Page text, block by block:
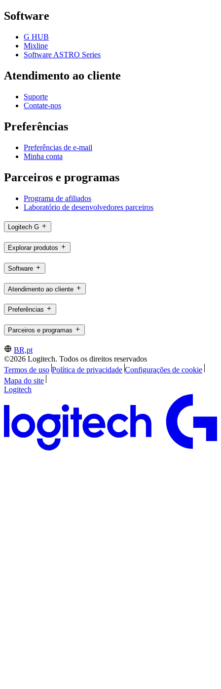
Software
G HUB
Mixline
Software ASTRO Series
Atendimento ao cliente
Suporte
Contate-nos
Preferências
Preferências de e-mail
Minha conta
Parceiros e programas
Programa de afiliados
Laboratório de desenvolvedores parceiros
Logitech G
Explorar produtos
Software
Atendimento ao cliente
Preferências
Parceiros e programas
BR,pt
©2026 Logitech. Todos os direitos reservados
Termos de uso Política de privacidade Configurações de cookie
Mapa do site
Logitech